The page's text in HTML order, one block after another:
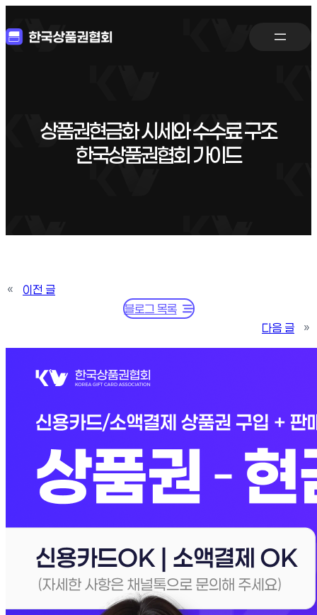
상품권현금화 시세와 수수료 구조
한국상품권협회 가이드
«
이전 글
블로그 목록
다음 글
»